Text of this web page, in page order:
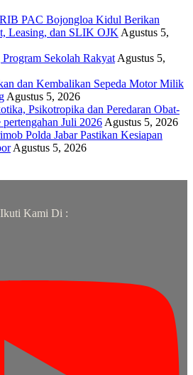
PAC Bojongloa Kidul Berikan
Leasing, dan SLIK OJK Agustus 5,
Sekolah Rakyat Agustus 5,
dan Kembalikan Sepeda Motor Milik
Agustus 5, 2026
Psikotropika dan Peredaran Obat-
Juli 2026 Agustus 5, 2026
Polda Jabar Pastikan Kesiapan
Agustus 5, 2026
Ikuti Kami Di :